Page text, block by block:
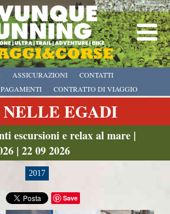
CONTRATTO DI VIAGGIO
ASSICURAZIONI CONTATTI
EGADI
escursioni e relax al mare |
| 22 09 2026
2017
Save